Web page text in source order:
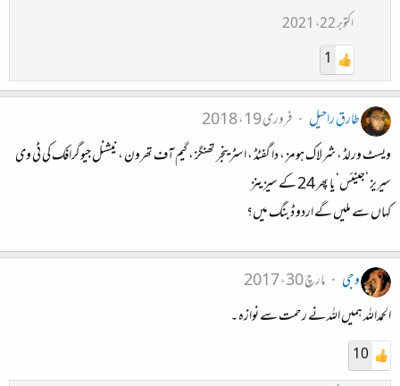
اکتوبر 22، 2021
1
طارق راحیل
فروری 19، 2018
ویسٹ ورلڈ ، شرلاک ہومز ، دا گفٹڈ ، اسٹرینجر تھنگز ، گیم آف تھرون ، نیشنل جیوگرافک کی ٹی وی
سیریز ’جینئس‘ یا پھر 24 کے سیزینز
کہاں سے ملیں گے اردو ڈبنگ میں؟
وجی
مارچ 30، 2017
الحمداللہ ہمیں اللہ نے رحمت سے نوازہ ۔
10